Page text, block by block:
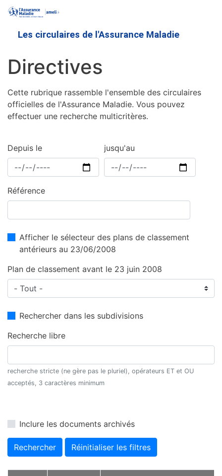
contenu
Les circulaires de l'Assurance Maladie
Directives
Cette rubrique rassemble l'ensemble des circulaires
officielles de l'Assurance Maladie. Vous pouvez
effectuer une recherche multicritères.
Depuis le jusqu'au
Référence
Afficher le sélecteur des plans de classement
antérieurs au 23/06/2008
Plan de classement avant le 23 juin 2008
Rechercher dans les subdivisions
Recherche libre
recherche stricte (ne gère pas le pluriel), opérateurs ET et OU
acceptés, 3 caractères minimum
Inclure les documents archivés
Rechercher Réinitialiser les filtres